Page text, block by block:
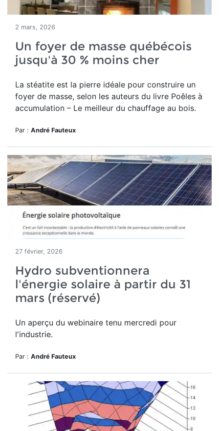
2 mars, 2026
Un foyer de masse québécois
jusqu'à 30 % moins cher
La stéatite est la pierre idéale pour construire un
foyer de masse, selon les auteurs du livre Poêles à
accumulation – Le meilleur du chauffage au bois.
Par : André Fauteux
27 février, 2026
Hydro subventionnera
l'énergie solaire à partir du 31
mars (réservé)
Un aperçu du webinaire tenu mercredi pour
l'industrie.
Par : André Fauteux